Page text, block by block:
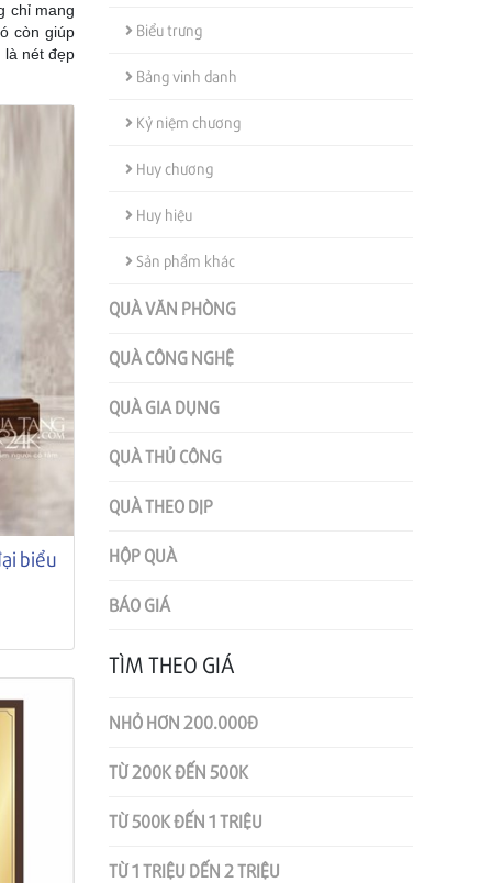
chỉ mang
còn giúp
nét đẹp
biểu
Biểu trưng
Bảng vinh danh
Kỷ niệm chương
Huy chương
Huy hiệu
Sản phẩm khác
QUÀ VĂN PHÒNG
QUÀ CÔNG NGHỆ
QUÀ GIA DỤNG
QUÀ THỦ CÔNG
QUÀ THEO DỊP
HỘP QUÀ
BÁO GIÁ
TÌM THEO GIÁ
NHỎ HƠN 200.000Đ
TỪ 200K ĐẾN 500K
TỪ 500K ĐẾN 1 TRIỆU
TỪ 1 TRIỆU DẾN 2 TRIỆU